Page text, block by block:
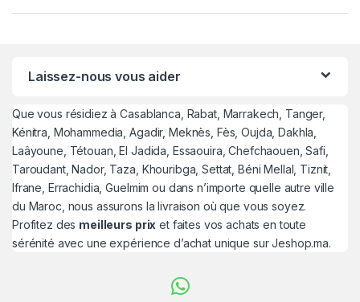
Laissez-nous vous aider
Que vous résidiez à Casablanca, Rabat, Marrakech, Tanger,
Kénitra, Mohammedia, Agadir, Meknès, Fès, Oujda, Dakhla,
Laâyoune, Tétouan, El Jadida, Essaouira, Chefchaouen, Safi,
Taroudant, Nador, Taza, Khouribga, Settat, Béni Mellal, Tiznit,
Ifrane, Errachidia, Guelmim ou dans n’importe quelle autre ville
du Maroc, nous assurons la livraison où que vous soyez.
Profitez des meilleurs prix et faites vos achats en toute
sérénité avec une expérience d’achat unique sur Jeshop.ma.